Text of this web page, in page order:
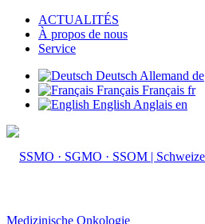
ACTUALITÉS
À propos de nous
Service
Deutsch Allemand de
Français Français fr
English Anglais en